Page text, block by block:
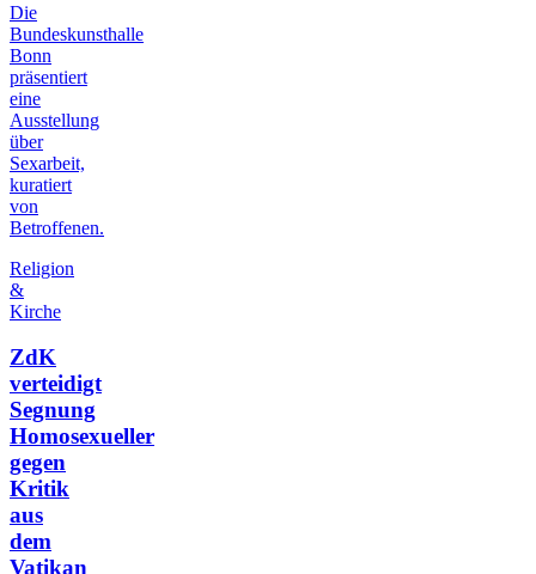
Die
Bundeskunsthalle
Bonn
präsentiert
eine
Ausstellung
über
Sexarbeit,
kuratiert
von
Betroffenen.
Religion
&
Kirche
ZdK
verteidigt
Segnung
Homosexueller
gegen
Kritik
aus
dem
Vatikan